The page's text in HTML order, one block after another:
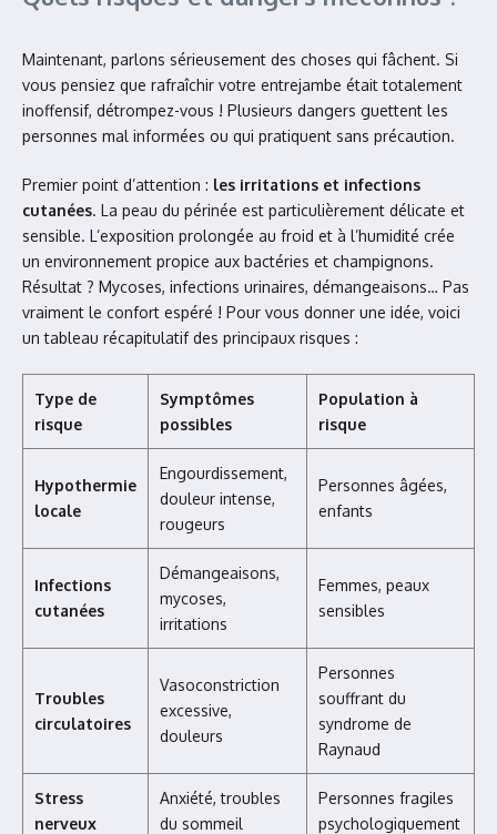
Maintenant, parlons sérieusement des choses qui fâchent. Si
vous pensiez que rafraîchir votre entrejambe était totalement
inoffensif, détrompez-vous ! Plusieurs dangers guettent les
personnes mal informées ou qui pratiquent sans précaution.
Premier point d’attention : les irritations et infections
cutanées. La peau du périnée est particulièrement délicate et
sensible. L’exposition prolongée au froid et à l’humidité crée
un environnement propice aux bactéries et champignons.
Résultat ? Mycoses, infections urinaires, démangeaisons… Pas
vraiment le confort espéré ! Pour vous donner une idée, voici
un tableau récapitulatif des principaux risques :
Type de
risque
Symptômes
possibles
Population à
risque
Hypothermie
locale
Engourdissement,
douleur intense,
rougeurs
Personnes âgées,
enfants
Infections
cutanées
Démangeaisons,
mycoses,
irritations
Femmes, peaux
sensibles
Troubles
circulatoires
Vasoconstriction
excessive,
douleurs
Personnes
souffrant du
syndrome de
Raynaud
Stress
nerveux
Anxiété, troubles
du sommeil
Personnes fragiles
psychologiquement